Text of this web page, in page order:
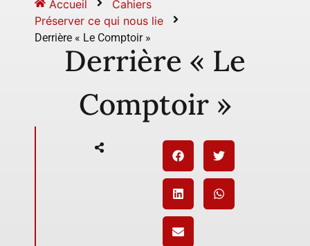
Accueil
Cahiers
Préserver ce qui nous lie
Derrière « Le Comptoir »
Derrière « Le
Comptoir »